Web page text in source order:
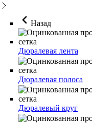
Назад
Дюралевая лента
Дюралевая полоса
Дюралевый круг